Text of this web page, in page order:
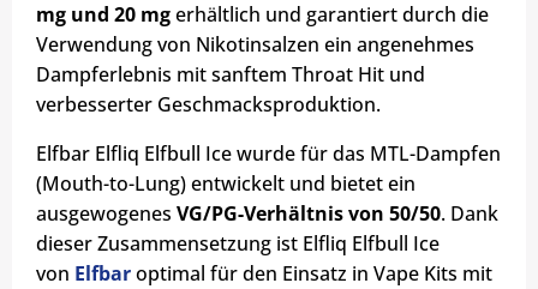
mg und 20 mgerhältlich und garantiert durch die
Verwendung von Nikotinsalzen ein angenehmes
Dampferlebnis mit sanftem Throat Hit und
verbesserter Geschmacksproduktion.
Elfbar Elfliq Elfbull Ice wurde für das MTL-Dampfen
(Mouth-to-Lung) entwickelt und bietet ein
ausgewogenes VG/PG-Verhältnis von 50/50. Dank
dieser Zusammensetzung ist Elfliq Elfbull Ice
von Elfbaroptimal für den Einsatz in Vape Kits mit